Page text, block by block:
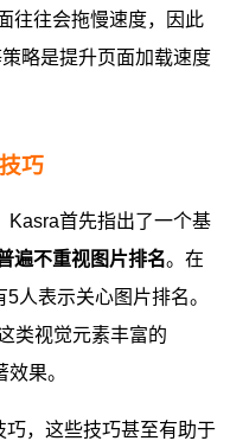
往往会拖慢速度，因此
略是提升页面加载速度
巧
Kasra首先指出了一个基
遍不重视图片排名。在
人表示关心图片排名。
类视觉元素丰富的
果。
，这些技巧甚至有助于